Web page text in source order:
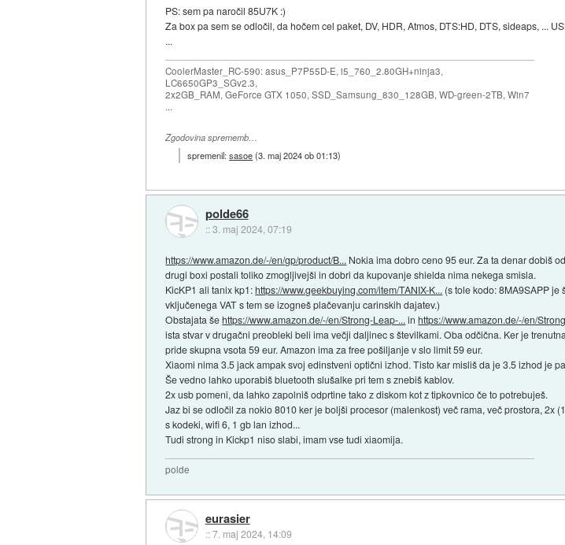
PS: sem pa naročil 85U7K :)
Za box pa sem se odločil, da hočem cel paket, DV, HDR, Atmos, DTS:HD, DTS, sideaps, ...
...
CoolerMaster_RC-590: asus_P7P55D-E, i5_760_2.80GH+ninja3,
LC6650GP3_SGv2.3,
2x2GB_RAM, GeForce GTX 1050, SSD_Samsung_830_128GB, WD-green-2TB, Win7
...
Zgodovina sprememb…
spremenil:sasoe(3. maj 2024 ob 01:13)
polde66
::3. maj 2024, 07:19
https://www.amazon.de/-/en/gp/product/B... Nokia ima dobro ceno 95 eur. Za ta denar dobiš
drugi boxi postali toliko zmogljivejši in dobri da kupovanje shielda nima nekega smisla.
KicKP1 ali tanix kp1:https://www.geekbuying.com/item/TANIX-K... (s tole kodo: 8MA9SAPP
vključenega VAT s tem se izogneš plačevanju carinskih dajatev.)
Obstajata šehttps://www.amazon.de/-/en/Strong-Leap-... inhttps://www.amazon.de/-/en/
ista stvar v drugačni preobleki beli ima večji daljinec s številkami. Oba odčična. Ker je
pride skupna vsota 59 eur. Amazon ima za free pošiljanje v slo limit 59 eur.
Xiaomi nima 3.5 jack ampak svoj edinstveni optični izhod. Tisto kar misliš da je 3.5 izhod je
Še vedno lahko uporabiš bluetooth slušalke pri tem s znebiš kablov.
2x usb pomeni, da lahko zapolniš odprtine tako z diskom kot z tipkovnico če to potrebuješ.
Jaz bi se odločil za nokio 8010 ker je boljši procesor (malenkost) več rama, več prostora,
s kodeki, wifi 6, 1 gb lan izhod...
Tudi strong in Kickp1 niso slabi, imam vse tudi xiaomija.
polde
eurasier
::7. maj 2024, 14:09